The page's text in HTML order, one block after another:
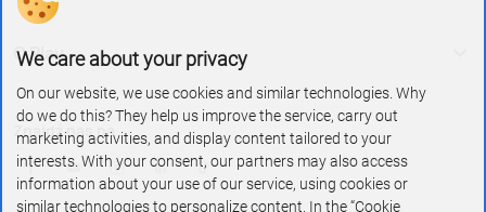
O Play
Znajdź nas na
We care about your privacy
On our website, we use cookies and similar technologies. Why
do we do this? They help us improve the service, carry out
marketing activities, and display content tailored to your
interests. With your consent, our partners may also access
information about your use of our service, using cookies or
similar technologies to personalize content. In the “Cookie